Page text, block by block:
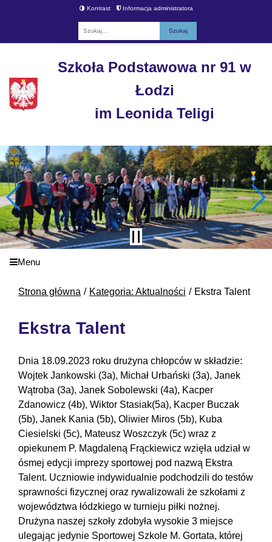
Kontrast Informacja administratora
Szkoła Podstawowa nr 91 w
Łodzi
im Leonida Teligi
Menu
Strona główna Kategoria: Aktualności Ekstra Talent
Ekstra Talent
Dnia 18.09.2023 roku drużyna chłopców w składzie:
Wojtek Jankowski (3a), Michał Urbański (3a), Janek
Wątroba (3a), Janek Sobolewski (4a), Kacper
Zdanowicz (4b), Wiktor Stasiak(5a), Kacper Buczak
(5b), Janek Kania (5b), Oliwier Miros (5b), Kuba
Ciesielski (5c), Mateusz Woszczyk (5c) wraz z
opiekunem P. Magdaleną Frąckiewicz wzięła udział w
ósmej edycji imprezy sportowej pod nazwą Ekstra
Talent. Uczniowie indywidualnie podchodzili do testów
sprawności fizycznej oraz rywalizowali że szkołami z
województwa łódzkiego w turnieju piłki nożnej.
Drużyna naszej szkoły zdobyła wysokie 3 miejsce
ulegając jedynie Sportowej Szkole M. Gortata, której